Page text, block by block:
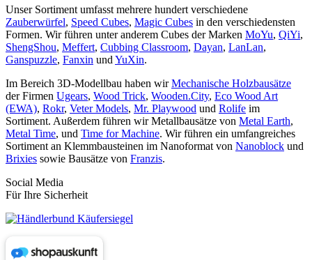
Unser Sortiment umfasst mehrere hundert verschiedene
Zauberwürfel, Speed Cubes, Magic Cubes in den verschiedensten
Formen. Wir führen unter anderem Cubes der Marken MoYu, QiYi,
ShengShou, Meffert, Cubbing Classroom, Dayan, LanLan,
Ganspuzzle, Fanxin und YuXin.
Im Bereich 3D-Modellbau haben wirMechanische Holzbausätze
der Firmen Ugears, Wood Trick, Wooden.City, Eco Wood Art
(EWA), Rokr, Veter Models, Mr. Playwood und Rolife im
Sortiment. Außerdem führen wir Metallbausätze von Metal Earth,
Metal Time, und Time for Machine. Wir führen ein umfangreiches
Sortiment an Klemmbausteinen im Nanoformat von Nanoblock und
Brixies sowie Bausätze von Franzis.
Social Media
Für Ihre Sicherheit